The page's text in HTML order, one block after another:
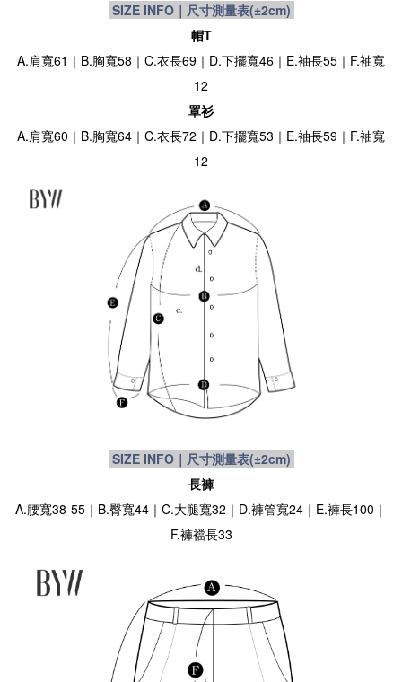
SIZE INFO｜尺寸測量表(±2cm)
帽T
A.肩寬61｜B.胸寬58｜C.衣長69｜D.下擺寬46｜E.袖長55｜F.袖寬
12
罩衫
A.肩寬60｜B.胸寬64｜C.衣長72｜D.下擺寬53｜E.袖長59｜F.袖寬
12
SIZE INFO｜尺寸測量表(±2cm)
長褲
A.腰寬38-55｜B.臀寬44｜C.大腿寬32｜D.褲管寬24｜E.褲長100｜
F.褲襠長33